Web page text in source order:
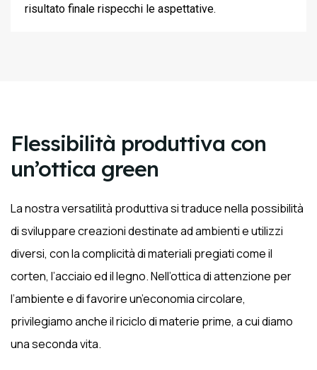
risultato finale rispecchi le aspettative.
Flessibilità produttiva con
un’ottica green
La nostra versatilità produttiva si traduce nella possibilità
di sviluppare creazioni destinate ad ambienti e utilizzi
diversi, con la complicità di materiali pregiati come il
corten, l’acciaio ed il legno. Nell’ottica di attenzione per
l’ambiente e di favorire un’economia circolare,
privilegiamo anche il riciclo di materie prime, a cui diamo
una seconda vita.